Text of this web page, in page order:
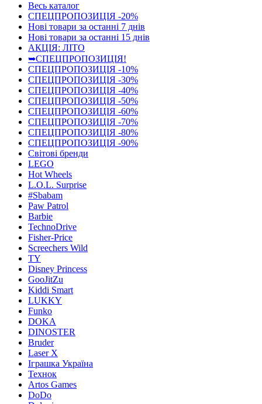
Весь каталог
СПЕЦПРОПОЗИЦІЯ -20%
Нові товари за останнi 7 днiв
Нові товари за останнi 15 днiв
АКЦІЯ: ЛІТО
➥СПЕЦПРОПОЗИЦІЯ!
СПЕЦПРОПОЗИЦІЯ -10%
СПЕЦПРОПОЗИЦІЯ -30%
СПЕЦПРОПОЗИЦІЯ -40%
СПЕЦПРОПОЗИЦІЯ -50%
СПЕЦПРОПОЗИЦІЯ -60%
СПЕЦПРОПОЗИЦІЯ -70%
СПЕЦПРОПОЗИЦІЯ -80%
СПЕЦПРОПОЗИЦІЯ -90%
Світові бренди
LEGO
Hot Wheels
L.O.L. Surprise
#Sbabam
Paw Patrol
Barbie
TechnoDrive
Fisher-Price
Screechers Wild
TY
Disney Princess
GooJitZu
Kiddi Smart
LUKKY
Funko
DOKA
DINOSTER
Bruder
Laser X
Іграшка Україна
Технок
Artos Games
DoDo